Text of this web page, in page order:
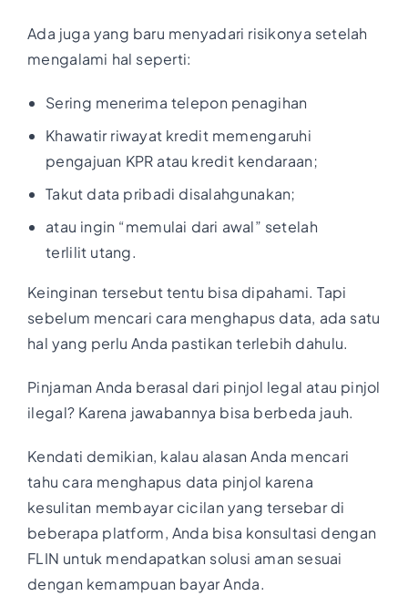
Ada juga yang baru menyadari risikonya setelah
mengalami hal seperti:
Sering menerima telepon penagihan
Khawatir riwayat kredit memengaruhi
pengajuan KPR atau kredit kendaraan;
Takut data pribadi disalahgunakan;
atau ingin “memulai dari awal” setelah
terlilit utang.
Keinginan tersebut tentu bisa dipahami. Tapi
sebelum mencari cara menghapus data, ada satu
hal yang perlu Anda pastikan terlebih dahulu.
Pinjaman Anda berasal dari pinjol legal atau pinjol
ilegal? Karena jawabannya bisa berbeda jauh.
Kendati demikian, kalau alasan Anda mencari
tahu cara menghapus data pinjol karena
kesulitan membayar cicilan yang tersebar di
beberapa platform, Anda bisa konsultasi dengan
FLIN untuk mendapatkan solusi aman sesuai
dengan kemampuan bayar Anda.